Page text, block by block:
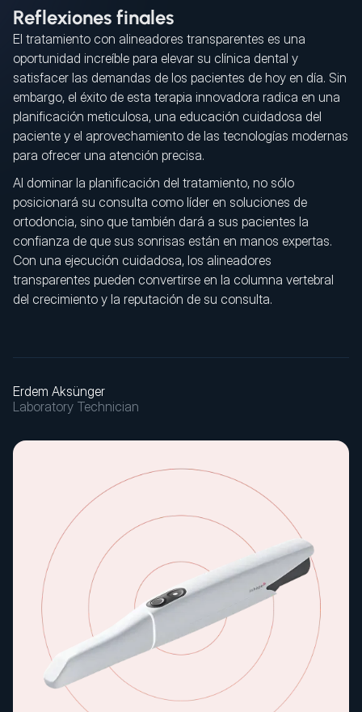
Reflexiones finales
El tratamiento con alineadores transparentes es una
oportunidad increíble para elevar su clínica dental y
satisfacer las demandas de los pacientes de hoy en día. Sin
embargo, el éxito de esta terapia innovadora radica en una
planificación meticulosa, una educación cuidadosa del
paciente y el aprovechamiento de las tecnologías modernas
para ofrecer una atención precisa.
Al dominar la planificación del tratamiento, no sólo
posicionará su consulta como líder en soluciones de
ortodoncia, sino que también dará a sus pacientes la
confianza de que sus sonrisas están en manos expertas.
Con una ejecución cuidadosa, los alineadores
transparentes pueden convertirse en la columna vertebral
del crecimiento y la reputación de su consulta.
Erdem Aksünger
Laboratory Technician